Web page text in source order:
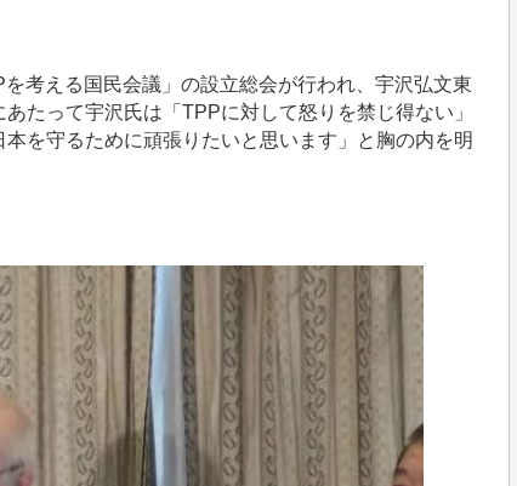
考える国民会議」の設立総会が行われ、宇沢弘文東
たって宇沢氏は「TPPに対して怒りを禁じ得ない」
を守るために頑張りたいと思います」と胸の内を明